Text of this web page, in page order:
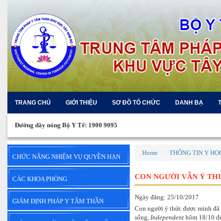
TRANG CHỦ GIỚI THIỆU SƠ ĐỒ TỔ CHỨC DANH BẠ
Đường dây nóng Bộ Y Tế: 1900 9095
CHỨC NĂNG NHIỆM VỤ QUYỀN HẠN
CÁC KHOA PHÒNG
GIÁM ĐỊNH PHÁP Y TÂM THẦN
Home THÔNG TIN Y
CON NGƯỜI VẪN Ý
Ngày đăng: 25/10/2017
Con người ý thức được mình
sống, Independent hôm 18/10